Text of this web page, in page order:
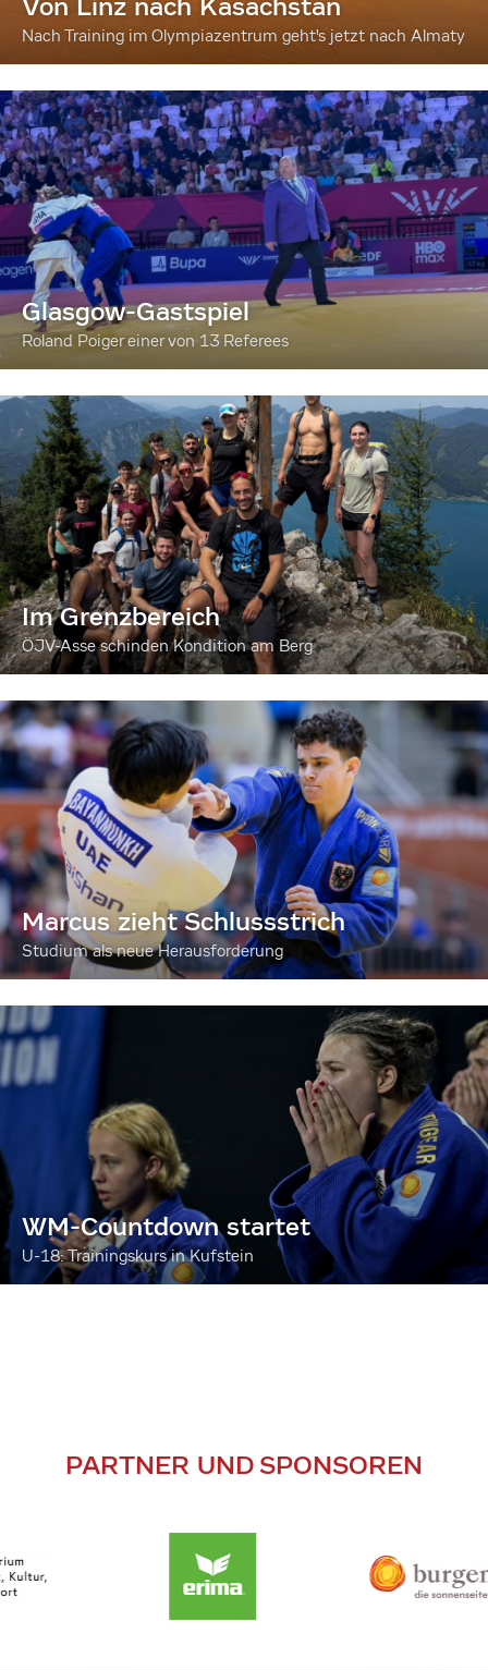
Nach Training im Olympiazentrum geht's jetzt nach Almaty
Glasgow-Gastspiel
Roland Poiger einer von 13 Referees
Im Grenzbereich
ÖJV-Asse schinden Kondition am Berg
Marcus zieht Schlussstrich
Studium als neue Herausforderung
WM-Countdown startet
U-18: Trainingskurs in Kufstein
PARTNER UND SPONSOREN